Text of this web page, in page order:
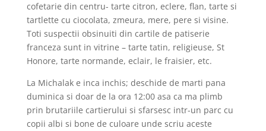
cofetarie din centru- tarte citron, eclere, flan, tarte si
tartlette cu ciocolata, zmeura, mere, pere si visine.
Toti suspectii obsinuiti din cartile de patiserie
franceza sunt in vitrine – tarte tatin, religieuse, St
Honore, tarte normande, eclair, le fraisier, etc.
La Michalak e inca inchis; deschide de marti pana
duminica si doar de la ora 12:00 asa ca ma plimb
prin brutariile cartierului si sfarsesc intr-un parc cu
copii albi si bone de culoare unde scriu aceste